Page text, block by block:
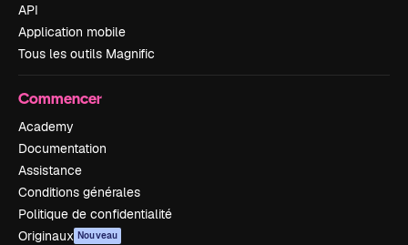
API
Application mobile
Tous les outils Magnific
Commencer
Academy
Documentation
Assistance
Conditions générales
Politique de confidentialité
Originaux Nouveau